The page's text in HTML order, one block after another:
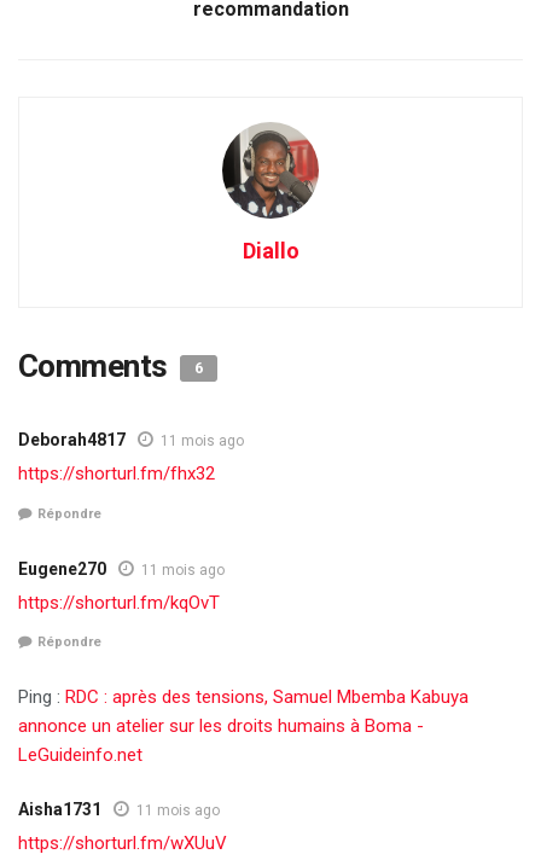
recommandation
Diallo
Comments 6
Deborah4817 11 mois ago
https://shorturl.fm/fhx32
Répondre
Eugene270 11 mois ago
https://shorturl.fm/kqOvT
Répondre
Ping : RDC : après des tensions, Samuel Mbemba Kabuya
annonce un atelier sur les droits humains à Boma -
LeGuideinfo.net
Aisha1731 11 mois ago
https://shorturl.fm/wXUuV